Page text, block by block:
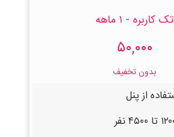
تک کاربره - ۱ ماهه
۵۰,۰۰۰
بدون تخفیف